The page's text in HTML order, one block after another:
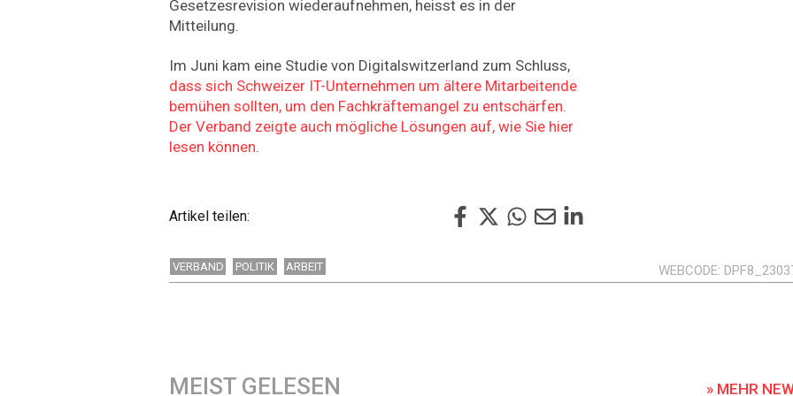
Gesetzesrevision wiederaufnehmen, heisst es in der
Mitteilung.
Im Juni kam eine Studie von Digitalswitzerland zum Schluss,
dass sich Schweizer IT-Unternehmen um ältere Mitarbeitende
bemühen sollten, um den Fachkräftemangel zu entschärfen.
Der Verband zeigte auch mögliche Lösungen auf, wie Sie hier
lesen können.
Artikel teilen:
VERBAND POLITIK ARBEIT WEBCODE
MEIST GELESEN » MEHR